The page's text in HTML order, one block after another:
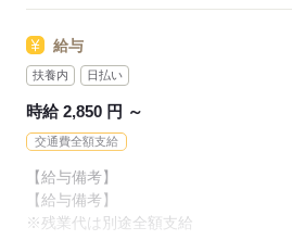
【業務内容】
病院、介護老人保健施設などでの看護。
「ネットで調べてはみたけど、
いまいち仕組みが分からない…」
そんな看護師さんには
派遣になったら今と何が変わるのか？
説明を聞いた上で、派遣登録するか
決めていただいてOKです。
給与
扶養内 日払い
時給 2,850 円 ～
交通費全額支給
【給与備考】
【給与備考】
※残業代は別途全額支給